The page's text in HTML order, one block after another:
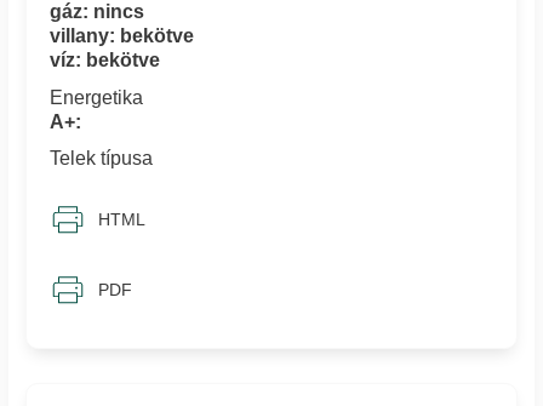
gáz: nincs
villany: bekötve
víz: bekötve
Energetika
A+:
Telek típusa
HTML
PDF